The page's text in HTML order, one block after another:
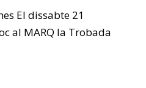
El dissabte 21
al MARQ la Trobada